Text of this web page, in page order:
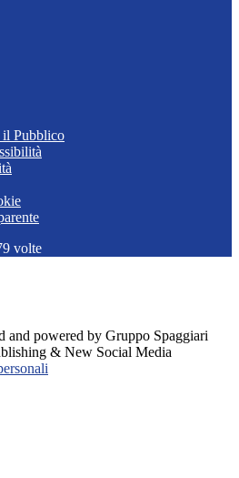
Pubblico
volte
and powered by Gruppo Spaggiari
& New Social Media